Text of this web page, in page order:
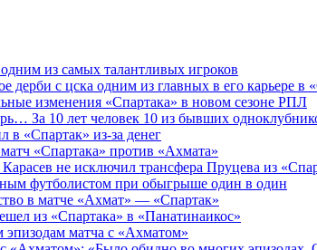
из самых талантливых игроков
дерби с цска одним из главных в его карьере в
изменения «Спартака» в новом сезоне РПЛ
За 10 лет человек 10 из бывших
в «Спартак» из-за денег
«Спартака» против «Ахмата»
не исключил трансфера Пруцева из
футболистом при обыгрыше один в один
в матче «Ахмат» — «Спартак»
из «Спартака» в «Панатинаикос»
матча с «Ахматом»